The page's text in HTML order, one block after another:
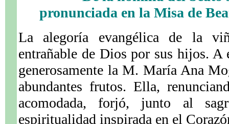
pronunciada en la Misa de
La alegoría evangélica de la
entrañable de Dios por sus hijos. A
generosamente la M. María Ana
abundantes frutos. Ella,
acomodada, forjó, junto al
espiritualidad inspirada en el